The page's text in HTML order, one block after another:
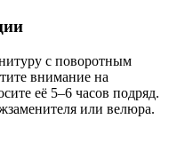
с поворотным
внимание на
её 5–6 часов подряд.
или велюра.